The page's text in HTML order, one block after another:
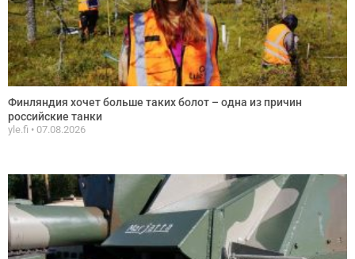
Финляндия хочет больше таких болот – одна из причин
российские танки
yle.fi 07.08.2026